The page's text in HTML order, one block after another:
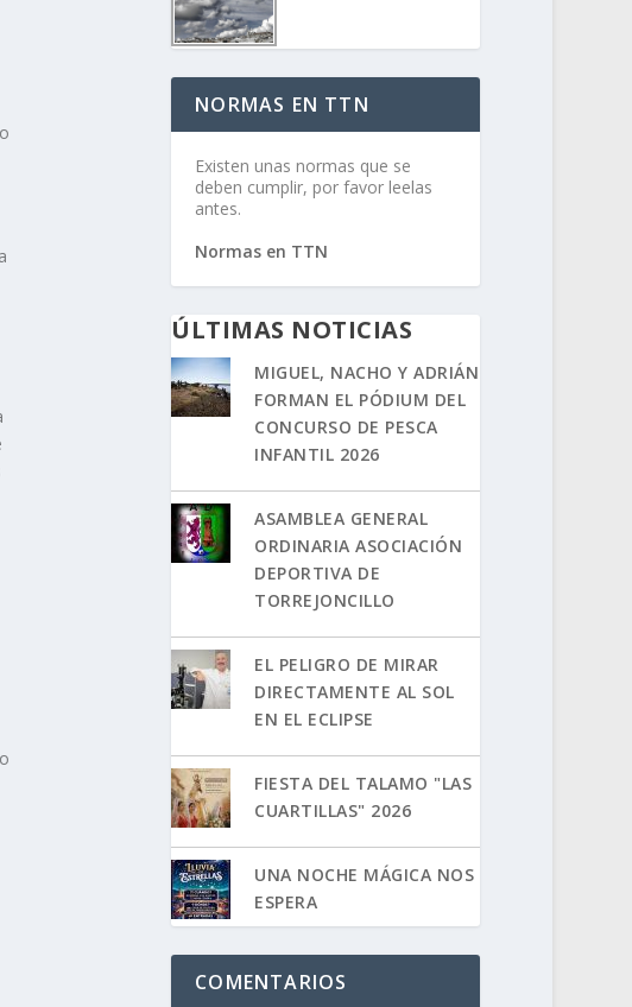
NORMAS EN TTN
Existen unas normas que se
deben cumplir, por favor leelas
antes.
Normas en TTN
ÚLTIMAS NOTICIAS
MIGUEL, NACHO Y ADRIÁN
FORMAN EL PÓDIUM DEL
CONCURSO DE PESCA
INFANTIL 2026
ASAMBLEA GENERAL
ORDINARIA ASOCIACIÓN
DEPORTIVA DE
TORREJONCILLO
EL PELIGRO DE MIRAR
DIRECTAMENTE AL SOL
EN EL ECLIPSE
FIESTA DEL TALAMO "LAS
CUARTILLAS" 2026
UNA NOCHE MÁGICA NOS
ESPERA
COMENTARIOS